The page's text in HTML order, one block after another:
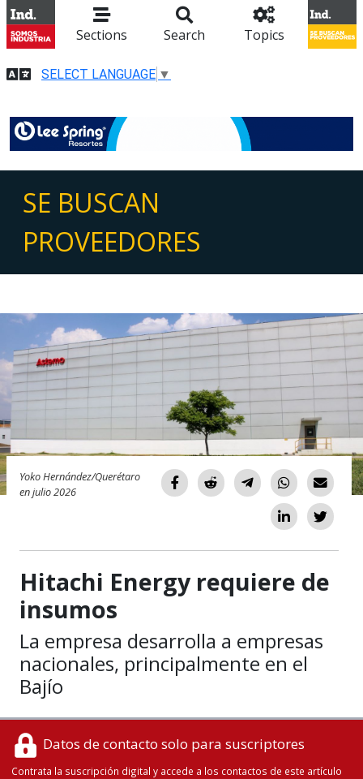
Sections Search Topics
SELECT LANGUAGE ▼
SE BUSCAN
PROVEEDORES
Yoko Hernández/Querétaro
en julio 2026
Hitachi Energy requiere de
insumos
La empresa desarrolla a empresas
nacionales, principalmente en el
Bajío
Datos de contacto solo para suscriptores
Contrata la suscripción digital y accede a los contactos de este artículo